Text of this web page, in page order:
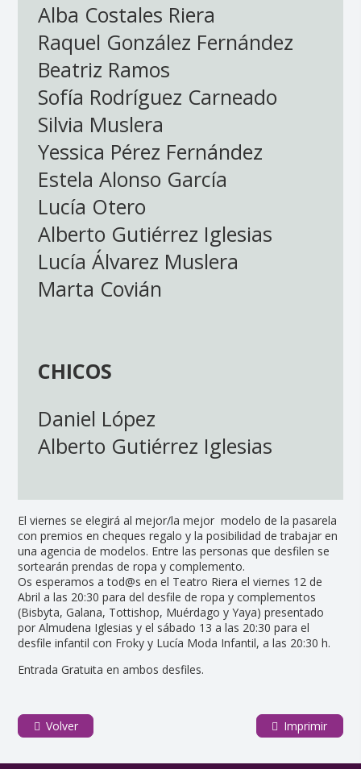
Alba Costales Riera
Raquel González Fernández
Beatriz Ramos
Sofía Rodríguez Carneado
Silvia Muslera
Yessica Pérez Fernández
Estela Alonso García
Lucía Otero
Alberto Gutiérrez Iglesias
Lucía Álvarez Muslera
Marta Covián
CHICOS
Daniel López
Alberto Gutiérrez Iglesias
El viernes se elegirá al mejor/la mejor modelo de la pasarela
con premios en cheques regalo y la posibilidad de trabajar en
una agencia de modelos. Entre las personas que desfilen se
sortearán prendas de ropa y complemento.
Os esperamos a tod@s en el Teatro Riera el viernes 12 de
Abril a las 20:30 para del desfile de ropa y complementos
(Bisbyta, Galana, Tottishop, Muérdago y Yaya) presentado
por Almudena Iglesias y el sábado 13 a las 20:30 para el
desfile infantil con Froky y Lucía Moda Infantil, a las 20:30 h.
Entrada Gratuita en ambos desfiles.
Volver Imprimir